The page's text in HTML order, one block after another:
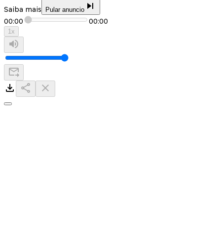
Saiba mais Pular anuncio
00:00 00:00
1x